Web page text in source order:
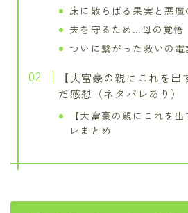
床に散らばる果実と悪魔
夫を守るため…母の覚悟
ついに繋がった救いの電
【大富豪の親にこれを
だ感想（ネタバレあり）
【大富豪の親にこれを
レまとめ